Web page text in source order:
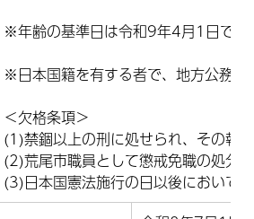
※年齢の基準日は令和9年4月1日です
※日本国籍を有する者で、地方公務
＜欠格条項＞
(1)禁錮以上の刑に処せられ、その執
(2)荒尾市職員として懲戒免職の処分
(3)日本国憲法施行の日以後において